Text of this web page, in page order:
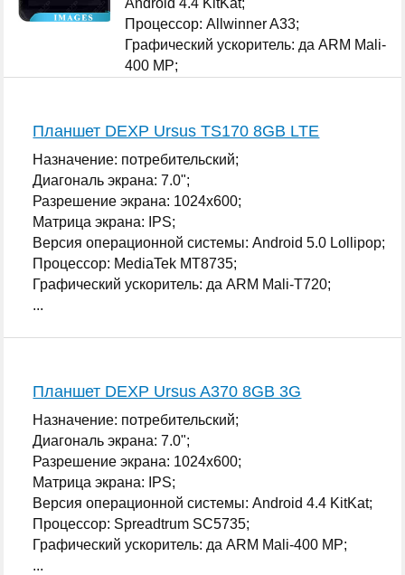
Android 4.4 KitKat;
Процессор: Allwinner A33;
Графический ускоритель: да ARM Mali-
400 MP;
Планшет DEXP Ursus TS170 8GB LTE
Назначение: потребительский;
Диагональ экрана: 7.0";
Разрешение экрана: 1024x600;
Матрица экрана: IPS;
Версия операционной системы: Android 5.0 Lollipop;
Процессор: MediaTek MT8735;
Графический ускоритель: да ARM Mali-T720;
...
Планшет DEXP Ursus A370 8GB 3G
Назначение: потребительский;
Диагональ экрана: 7.0";
Разрешение экрана: 1024x600;
Матрица экрана: IPS;
Версия операционной системы: Android 4.4 KitKat;
Процессор: Spreadtrum SC5735;
Графический ускоритель: да ARM Mali-400 MP;
...